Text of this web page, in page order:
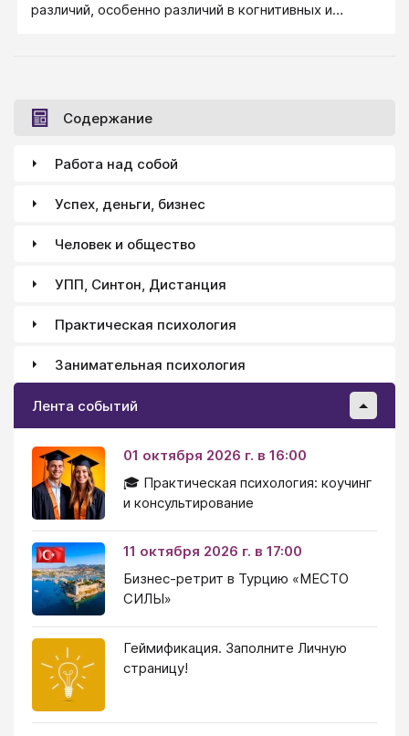
различий, особенно различий в когнитивных и
Содержание
Работа над собой
Успех, деньги, бизнес
Человек и общество
УПП, Синтон, Дистанция
Практическая психология
Занимательная психология
Лента событий
01 октября 2026 г. в 16:00
🎓 Практическая психология: коучинг
и консультирование
11 октября 2026 г. в 17:00
Бизнес-ретрит в Турцию «МЕСТО
СИЛЫ»
Геймификация. Заполните Личную
страницу!